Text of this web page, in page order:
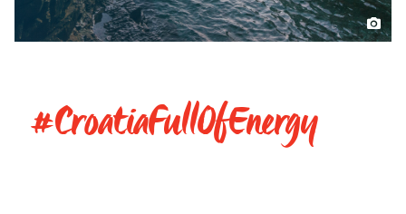
#CroatiaFullOfEnergy